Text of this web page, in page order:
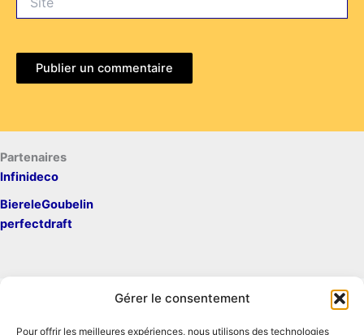
Gérer le consentement
Pour offrir les meilleures expériences, nous utilisons des technologies
Partenaires
Infinideco
BiereleGoubelin
perfectdraft